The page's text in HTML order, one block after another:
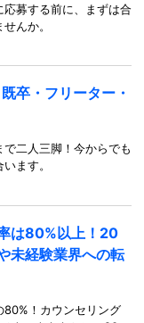
募する前に、まずは合
んか。
卒・フリーター・
二人三脚！今からでも
ます。
は80%以上！20
未経験業界への転
80%！カウンセリング